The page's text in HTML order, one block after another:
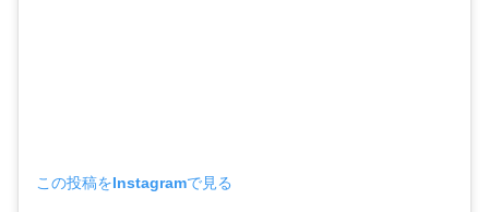
この投稿をInstagramで見る